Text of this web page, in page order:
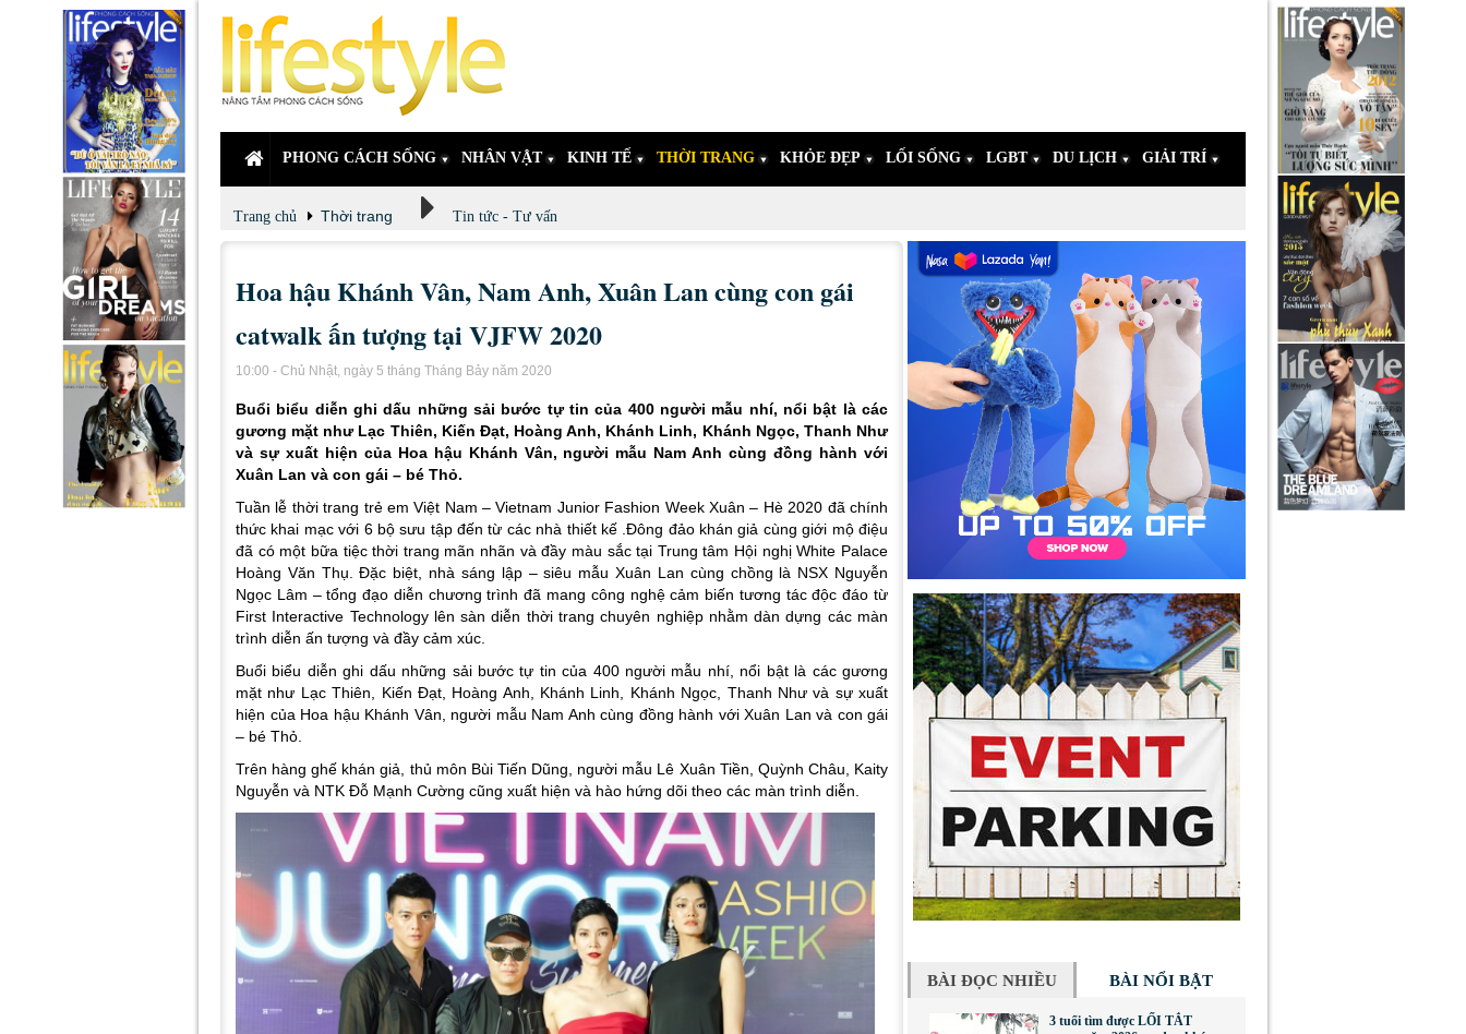
PHONG CÁCH SỐNG NHÂN VẬT KINH TẾ THỜI TRANG KHỎE ĐẸP LỐI SỐNG LGBT DU LỊCH GIẢI TRÍ
Trang chủ Thời trang Tin tức - Tư vấn
Hoa hậu Khánh Vân, Nam Anh, Xuân Lan cùng con gái
catwalk ấn tượng tại VJFW 2020
10:00 - Chủ Nhật, ngày 5 tháng Tháng Bảy năm 2020
Buổi biểu diễn ghi dấu những sải bước tự tin của 400 người mẫu nhí, nổi bật là các
gương mặt như Lạc Thiên, Kiến Đạt, Hoàng Anh, Khánh Linh, Khánh Ngọc, Thanh Như
và sự xuất hiện của Hoa hậu Khánh Vân, người mẫu Nam Anh cùng đồng hành với
Xuân Lan và con gái – bé Thỏ.
Tuần lễ thời trang trẻ em Việt Nam – Vietnam Junior Fashion Week Xuân – Hè 2020 đã chính
thức khai mạc với 6 bộ sưu tập đến từ các nhà thiết kế .Đông đảo khán giả cùng giới mộ điệu
đã có một bữa tiệc thời trang mãn nhãn và đầy màu sắc tại Trung tâm Hội nghị White Palace
Hoàng Văn Thụ. Đặc biệt, nhà sáng lập – siêu mẫu Xuân Lan cùng chồng là NSX Nguyễn
Ngọc Lâm – tổng đạo diễn chương trình đã mang công nghệ cảm biến tương tác độc đáo từ
First Interactive Technology lên sàn diễn thời trang chuyên nghiệp nhằm dàn dựng các màn
trình diễn ấn tượng và đầy cảm xúc.
Buổi biểu diễn ghi dấu những sải bước tự tin của 400 người mẫu nhí, nổi bật là các gương
mặt như Lạc Thiên, Kiến Đạt, Hoàng Anh, Khánh Linh, Khánh Ngọc, Thanh Như và sự xuất
hiện của Hoa hậu Khánh Vân, người mẫu Nam Anh cùng đồng hành với Xuân Lan và con gái
– bé Thỏ.
Trên hàng ghế khán giả, thủ môn Bùi Tiến Dũng, người mẫu Lê Xuân Tiền, Quỳnh Châu, Kaity
Nguyễn và NTK Đỗ Mạnh Cường cũng xuất hiện và hào hứng dõi theo các màn trình diễn.
BÀI ĐỌC NHIỀU BÀI NỔI BẬT
3 tuổi tìm được LỐI TẮT